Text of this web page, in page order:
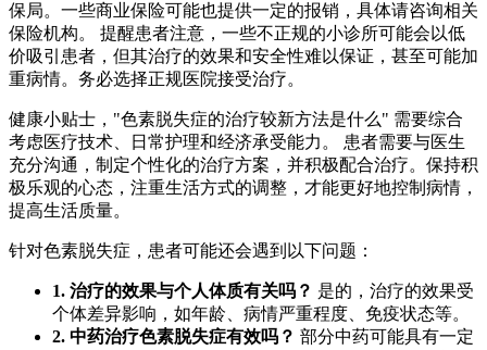
保局。一些商业保险可能也提供一定的报销，具体请咨询相关
保险机构。 提醒患者注意，一些不正规的小诊所可能会以低
价吸引患者，但其治疗的效果和安全性难以保证，甚至可能加
重病情。务必选择正规医院接受治疗。
健康小贴士，"色素脱失症的治疗较新方法是什么" 需要综合
考虑医疗技术、日常护理和经济承受能力。 患者需要与医生
充分沟通，制定个性化的治疗方案，并积极配合治疗。保持积
极乐观的心态，注重生活方式的调整，才能更好地控制病情，
提高生活质量。
针对色素脱失症，患者可能还会遇到以下问题：
1. 治疗的效果与个人体质有关吗？ 是的，治疗的效果受
个体差异影响，如年龄、病情严重程度、免疫状态等。
2. 中药治疗色素脱失症有效吗？ 部分中药可能具有一定